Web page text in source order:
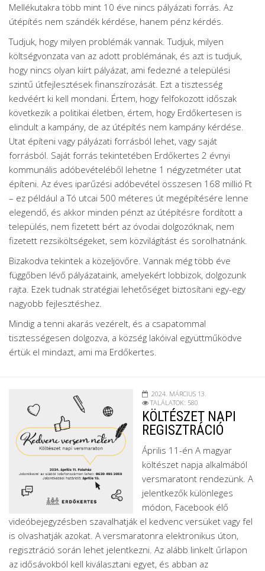
Mellékutakra több mint 10 éve nincs pályázati forrás. Az
útépítés nem szándék kérdése, hanem pénz kérdés.
Tudjuk, hogy milyen problémák vannak. Tudjuk, milyen
költségvonzata van az adott problémának, és azt is tudjuk,
hogy nincs olyan kiírt pályázat, ami fedezné a települési
szintű útfejlesztések finanszírozását. Ezt a tisztesség
kedvéért ki kell mondani. Értem, hogy felfokozott időszak
következik a politikai életben, értem, hogy Erdőkertesen is
elindult a kampány, de az útépítés nem kampány kérdése.
Utat építeni vagy pályázati forrásból lehet, vagy saját
forrásból. Saját forrás tekintetében Erdőkertes 2 évnyi
kommunális adóbevételéből lehetne 1 négyzetméter utat
építeni. Az éves iparűzési adóbevétel összesen 168 millió Ft
– ez például a Tó utcai 500 méteres út megépítésére lenne
elegendő, és akkor minden pénzt az útépítésre fordított a
település, nem fizetett bért az óvodai dolgozóknak, nem
fizetett rezsiköltségeket, sem közvilágítást és sorolhatnánk.
Bizakodva tekintek a közeljövőre. Vannak még több éve
függőben lévő pályázataink, amelyekért lobbizok, dolgozunk
rajta. Ezek tudnak stratégiai lehetőséget biztosítani egy-egy
nagyobb fejlesztéshez.
Mindig a tenni akarás vezérelt, és a csapatommal
tisztességesen dolgozva, a község lakóival együttműködve
értük el mindazt, ami ma Erdőkertes.
2024. MÁRCIUS 13.
TALÁLATOK: 580
KÖLTÉSZET NAPI
REGISZTRÁCIÓ
Április 11-én A magyar
költészet napja alkalmából
versmaratont rendezünk. A
jelentkezők különleges
módon, Facebook élő
videóbejegyzésben szavalhatják el kedvenc versüket vagy fel
is olvashatják azokat. A versmaratonra elektronikus úton,
regisztráció során lehet jelentkezni. Az alább linkelt űrlapon
az idősávokból kell kiválasztani egyet, és abban az